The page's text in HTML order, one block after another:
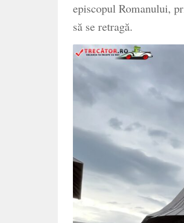
episcopul Romanului,
să se retragă.